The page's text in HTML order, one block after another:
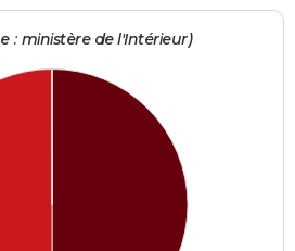
: ministère de l'Intérieur)